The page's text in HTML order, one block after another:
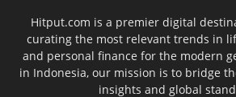
Hitput.com is a premier digital
curating the most relevant trends in
and personal finance for the modern
in Indonesia, our mission is to bridge
insights and global